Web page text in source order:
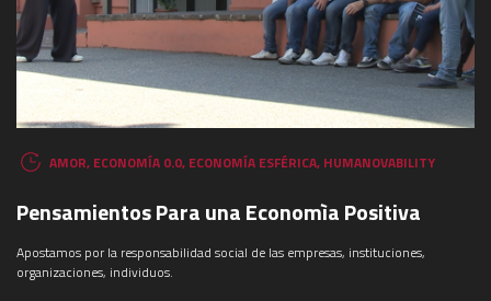
AMOR, ECONOMÍA 0.0, ECONOMÍA ESFÉRICA, HUMANOVABILITY
Pensamientos Para una Economìa Positiva
Apostamos por la responsabilidad social de las empresas, instituciones,
organizaciones, individuos.